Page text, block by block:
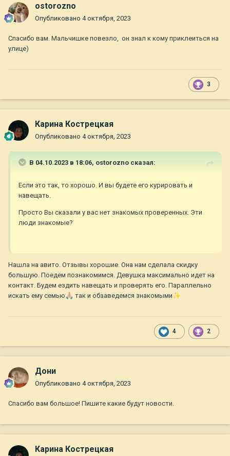
ostorozno
Опубликовано 4 октября, 2023
Спасибо вам. Мальчишке повезло, он знал к кому приклеиться на
улице)
3
Карина Кострецкая
Опубликовано 4 октября, 2023
В 04.10.2023 в 18:06, ostorozno сказал:
Если это так, то хорошо. И вы будете его курировать и
навещать.
Просто Вы сказали у вас нет знакомых проверенных. Эти
люди знакомые?
Нашла на авито. Отзывы хорошие. Она нам сделала скидку
большую. Поедем познакомимся. Девушка максимально идет на
контакт. Будем ездить навещать и проверять его. Параллельно
искать ему семью 🙏🏼 так и обзаведемся знакомыми✨
4 2
Дони
Опубликовано 4 октября, 2023
Спасибо вам большое! Пишите какие будут новости.
Карина Кострецкая